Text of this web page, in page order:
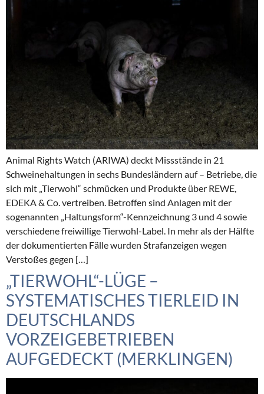
Animal Rights Watch (ARIWA) deckt Missstände in 21
Schweinehaltungen in sechs Bundesländern auf – Betriebe, die
sich mit „Tierwohl“ schmücken und Produkte über REWE,
EDEKA & Co. vertreiben. Betroffen sind Anlagen mit der
sogenannten „Haltungsform“-Kennzeichnung 3 und 4 sowie
verschiedene freiwillige Tierwohl-Label. In mehr als der Hälfte
der dokumentierten Fälle wurden Strafanzeigen wegen
Verstoßes gegen […]
„TIERWOHL“-LÜGE –
SYSTEMATISCHES TIERLEID IN
DEUTSCHLANDS
VORZEIGEBETRIEBEN
AUFGEDECKT (MERKLINGEN)